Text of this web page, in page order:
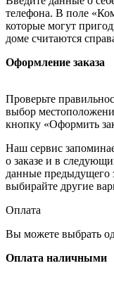
телефона. В поле
которые могут
доме считаются
Оформление заказа
Проверьте
выбор
кнопку «Оформить
Наш сервис
о заказе и в
данные предыдущего
выбирайте другие
Оплата
Вы можете выбрать
Оплата наличными